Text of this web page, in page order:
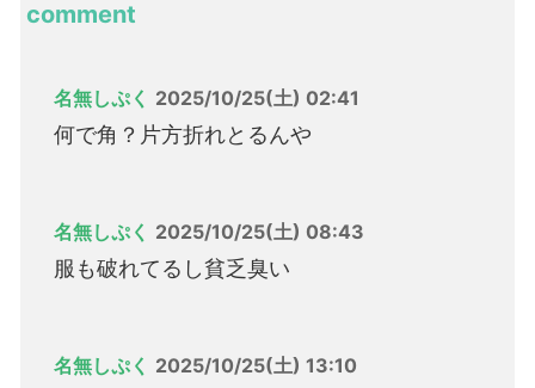
comment
名無しぷく 2025/10/25(土) 02:41
何で角？片方折れとるんや
名無しぷく 2025/10/25(土) 08:43
服も破れてるし貧乏臭い
名無しぷく 2025/10/25(土) 13:10